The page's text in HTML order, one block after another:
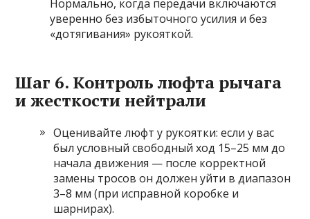
Нормально, когда передачи включаются
уверенно без избыточного усилия и без
«дотягивания» рукояткой.
Шаг 6. Контроль люфта рычага
и жесткости нейтрали
Оценивайте люфт у рукоятки: если у вас
был условный свободный ход 15–25 мм до
начала движения — после корректной
замены тросов он должен уйти в диапазон
3–8 мм (при исправной коробке и
шарнирах).